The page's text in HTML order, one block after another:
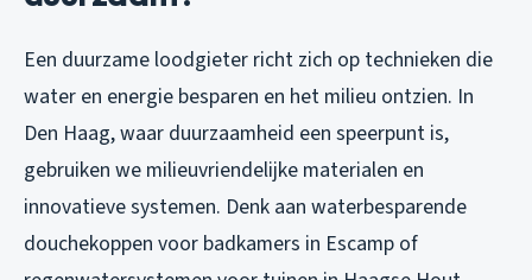
Een duurzame loodgieter richt zich op technieken die
water en energie besparen en het milieu ontzien. In
Den Haag, waar duurzaamheid een speerpunt is,
gebruiken we milieuvriendelijke materialen en
innovatieve systemen. Denk aan waterbesparende
douchekoppen voor badkamers in Escamp of